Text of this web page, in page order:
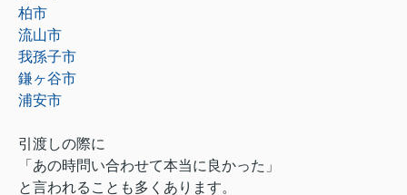
柏市
流山市
我孫子市
鎌ヶ谷市
浦安市
引渡しの際に
「あの時問い合わせて本当に良かった」
と言われることも多くあります。